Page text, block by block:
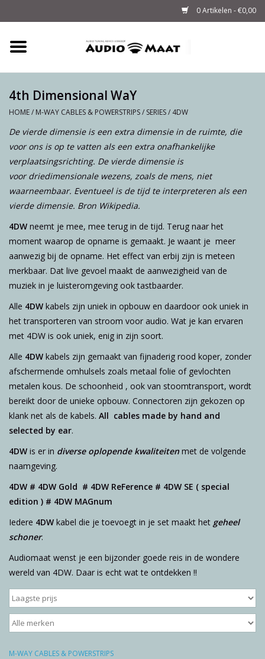
0 Artikelen - €0,00
Tuning
Powerstrips
Audio
Sale
Info
Reviews
Blog
Merken
4th Dimensional WaY
HOME/ M-WAY CABLES & POWERSTRIPS/ SERIES/ 4DW
De vierde dimensieis een extra dimensie in de ruimte, die
voor ons is op te vatten als een extra onafhankelijke
verplaatsingsrichting. De vierde dimensie is
voor driedimensionale wezens, zoals de mens, niet
waarneembaar. Eventueel is de tijd te interpreteren als een
vierde dimensie. Bron Wikipedia.
4DW neemt je mee, mee terug in de tijd. Terug naar het
moment waarop de opname is gemaakt. Je waant je meer
aanwezig bij de opname. Het effect van erbij zijn is meteen
merkbaar. Dat live gevoel maakt de aanwezigheid van de
muziek in je luisteromgeving ook tastbaarder.
Alle 4DW kabels zijn uniek in opbouw en daardoor ook uniek in
het transporteren van stroom voor audio. Wat je kan ervaren
met 4DW is ook uniek, enig in zijn soort.
Alle 4DW kabels zijn gemaakt van fijnaderig rood koper, zonder
afschermende omhulsels zoals metaal folie of gevlochten
metalen kous. De schoonheid , ook van stoomtransport, wordt
bereikt door de unieke opbouw. Connectoren zijn gekozen op
klank net als de kabels. All cables made by hand and
selected by ear.
4DW is er in diverse oplopende kwaliteiten met de volgende
naamgeving.
4DW # 4DW Gold # 4DW ReFerence # 4DW SE ( special
edition ) # 4DW MAGnum
Iedere 4DW kabel die je toevoegt in je set maakt het geheel
schoner.
Audiomaat wenst je een bijzonder goede reis in de wondere
wereld van 4DW. Daar is echt wat te ontdekken !!
M-WAY CABLES & POWERSTRIPS